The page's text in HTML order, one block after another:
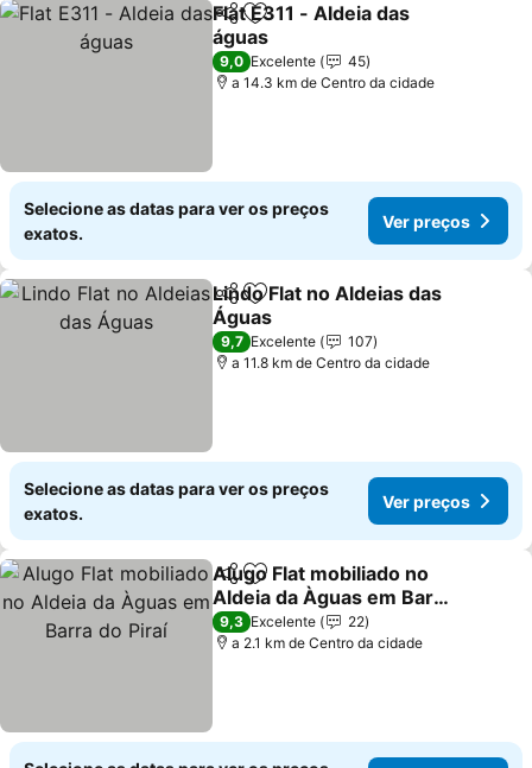
PartilharAdicionar aos favoritos
Flat E311 - Aldeia das
águas
Ver preços
9,0 Excelente
45
a 14.3 km de Centro da cidade
Selecione as datas para ver os preços
exatos.
Ver preços
PartilharAdicionar aos favoritos
Lindo Flat no Aldeias das
Águas
Ver preços
9,7 Excelente
107
a 11.8 km de Centro da cidade
Selecione as datas para ver os preços
exatos.
Ver preços
PartilharAdicionar aos favoritos
Alugo Flat mobiliado no
Aldeia da Àguas em Barra
do Piraí
Ver preços
9,3 Excelente
22
a 2.1 km de Centro da cidade